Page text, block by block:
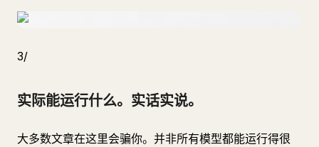
3/
实际能运行什么。实话实说。
大多数文章在这里会骗你。并非所有模型都能运行得很